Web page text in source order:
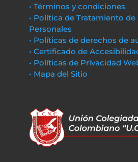
• Términos y condiciones
• Política de Tratamiento de
Personales
• Políticas de derechos de
• Certificado de
• Políticas de Privacidad
• Mapa del Sitio